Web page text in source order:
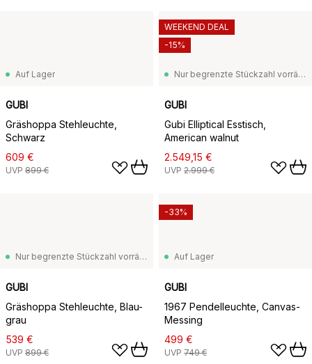
Auf Lager
GUBI
Gräshoppa Stehleuchte,
Schwarz
609 €
UVP 899 €
Nur begrenzte Stückzahl vorrätig
GUBI
Gubi Elliptical Esstisch,
American walnut
2.549,15 €
UVP 2.999 €
WEEKEND DEAL
-15%
Nur begrenzte Stückzahl vorrätig
GUBI
Gräshoppa Stehleuchte, Blau-
grau
539 €
UVP 899 €
Auf Lager
GUBI
1967 Pendelleuchte, Canvas-
Messing
499 €
UVP 749 €
-33%